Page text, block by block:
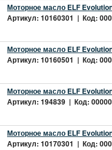
Моторное масло ELF
Артикул: 10160301 | Код:
Моторное масло ELF
Артикул: 10160501 | Код:
Моторное масло ELF
Артикул: 194839 | Код:
Моторное масло ELF
Артикул: 10170301 | Код: